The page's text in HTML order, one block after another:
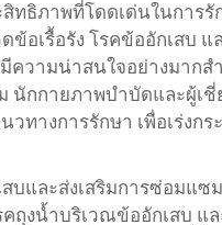
ทธิภาพที่โดดเด่นในการ
อเรื้อรัง โรคข้ออักเสบ
วามน่าสนใจอย่างมากส
นักกายภาพบำบัดและผู้
ทางการรักษา เพื่อเร่งก
บและส่งเสริมการซ่อมแ
คถุงน้ำบริเวณข้ออักเสบ